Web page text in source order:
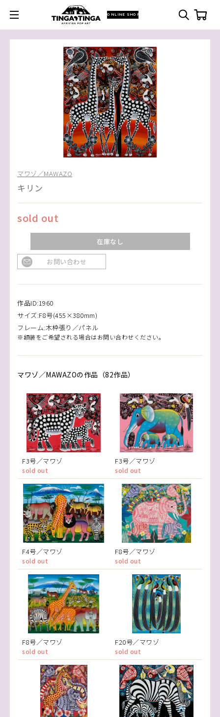
ONLINE SHOP
マワゾ／MAWAZO
キリン
sold out
在庫なし
お問い合わせ
作品ID:1960
サイズ:F8号(455×380mm)
フレーム:木枠張り／パネル
※額装をご希望される場合はお問い合わせください。
マワゾ／MAWAZOの作品（82作品）
F3号／マワゾ
sold out
F3号／マワゾ
sold out
F4号／マワゾ
sold out
F8号／マワゾ
sold out
F8号／マワゾ
sold out
F20号／マワゾ
sold out